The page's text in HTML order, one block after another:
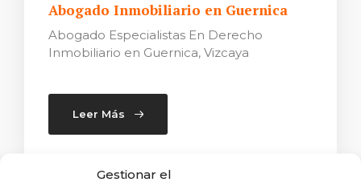
Gestionar el
Abogado Inmobiliario en Guernica
Abogado Especialistas En Derecho
Inmobiliario en Guernica, Vizcaya
Leer Más